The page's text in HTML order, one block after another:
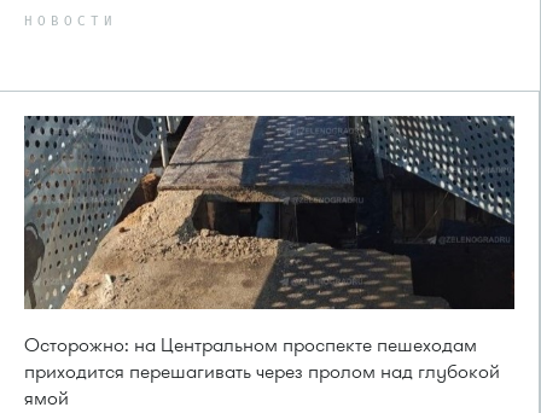
НОВОСТИ
Осторожно: на Центральном проспекте пешеходам
приходится перешагивать через пролом над глубокой
ямой